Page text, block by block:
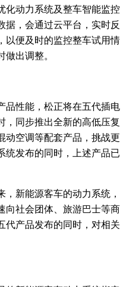
化动力系统及整车智能监控
据，会通过云平台，实时反
以便及时的监控整车试用情
出调整。
品性能，松正将在五代插电
，同步推出全新的高低压复
动空调等配套产品，挑战更
统发布的同时，上述产品已
新能源客车的动力系统，
向社会团体、旅游巴士等商
代产品发布的同时，对相关